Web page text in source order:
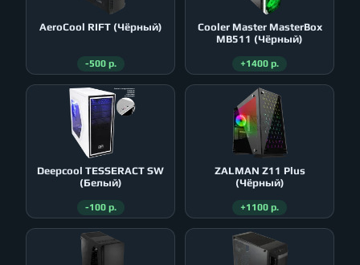
AeroСool RIFT (Чёрный)
-500 р.
Cooler Master MasterBox
MB511 (Чёрный)
+1400 р.
Deepcool TESSERACT SW
(Белый)
-100 р.
ZALMAN Z11 Plus
(Чёрный)
+1100 р.